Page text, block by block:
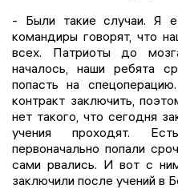
- Были такие случаи. Я
командиры говорят, что
всех. Патриоты до
началось, наши ребята
попасть на
контракт заключить,
нет такого, что сегодня
учения проходят.
первоначально попали
сами рвались. И вот с
заключили после учений в